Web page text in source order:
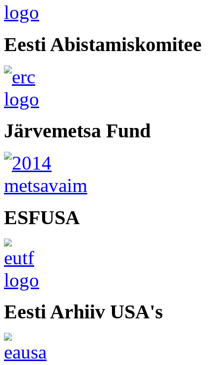
Eesti Abistamiskomitee
Järvemetsa Fund
ESFUSA
Eesti Arhiiv USA's